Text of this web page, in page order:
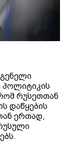
პოლიტიკის
რუსეთთან
დაწყების
ერთად,